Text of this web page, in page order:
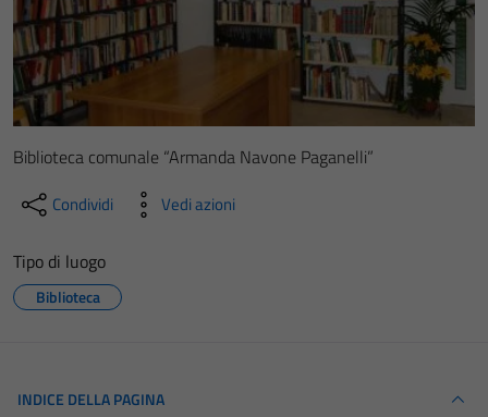
Biblioteca comunale “Armanda Navone Paganelli”
Condividi Vedi azioni
Tipo di luogo
Biblioteca
INDICE DELLA PAGINA